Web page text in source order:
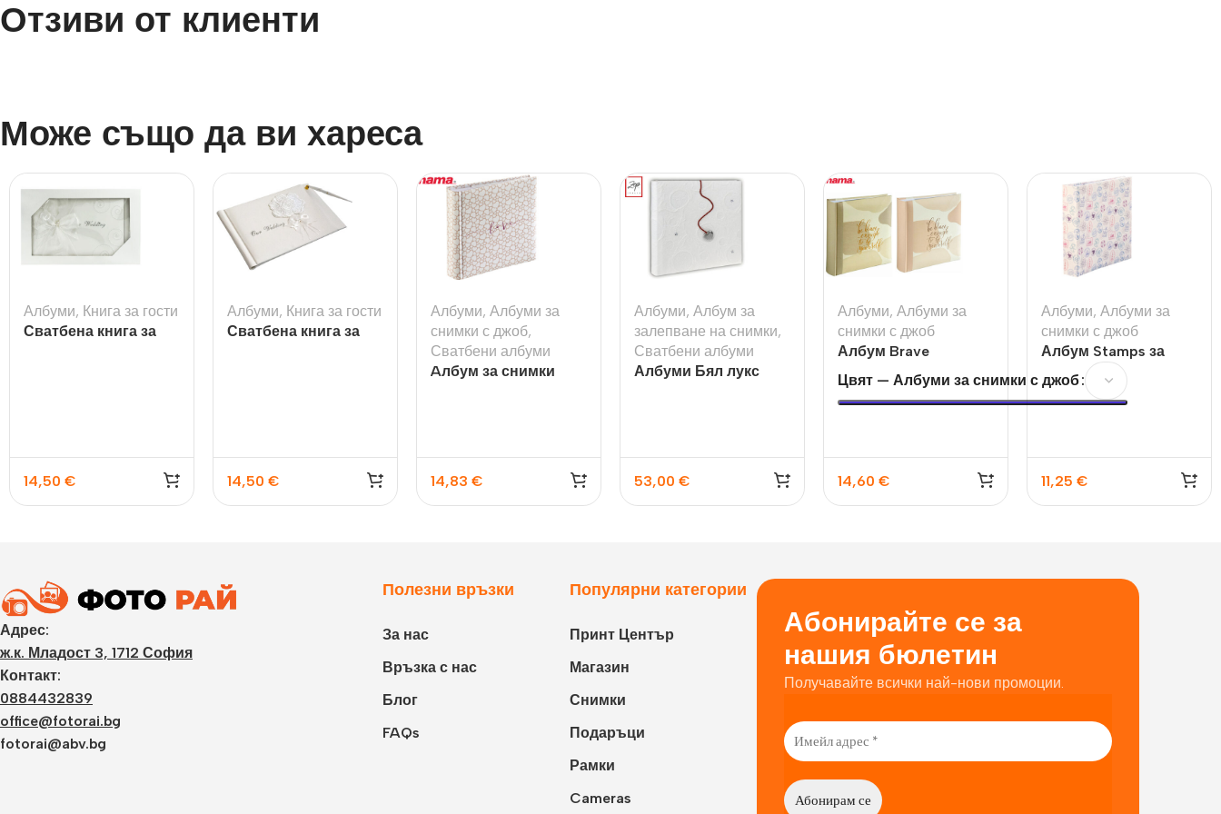
Отзиви от клиенти
Може също да ви хареса
Албуми, Книга за гости
Сватбена книга за
14,50 €
Албуми, Книга за гости
Сватбена книга за
14,50 €
Албуми, Албуми за
снимки с джоб,
Сватбени албуми
Aлбум за снимки
14,83 €
Албуми, Албум за
залепване на снимки,
Сватбени албуми
Албуми Бял лукс
53,00 €
Албуми, Албуми за
снимки с джоб
Албум Brave
Цвят — Албуми за снимки с джоб
14,60 €
Албуми, Албуми за
снимки с джоб
Албум Stamps за
200бр 10х15см
11,25 €
Адрес:
ж.к. Младост 3, 1712 София
Контакт:
0884432839
office@fotorai.bg
fotorai@abv.bg
Полезни връзки
За нас
Връзка с нас
Блог
FAQs
Популярни категории
Принт Център
Магазин
Снимки
Подаръци
Рамки
Cameras
Абонирайте се за
нашия бюлетин
Получавайте всички най-нови промоции.